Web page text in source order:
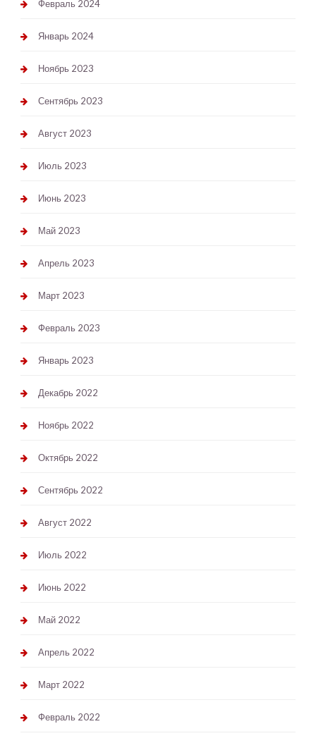
Февраль 2024
Январь 2024
Ноябрь 2023
Сентябрь 2023
Август 2023
Июль 2023
Июнь 2023
Май 2023
Апрель 2023
Март 2023
Февраль 2023
Январь 2023
Декабрь 2022
Ноябрь 2022
Октябрь 2022
Сентябрь 2022
Август 2022
Июль 2022
Июнь 2022
Май 2022
Апрель 2022
Март 2022
Февраль 2022